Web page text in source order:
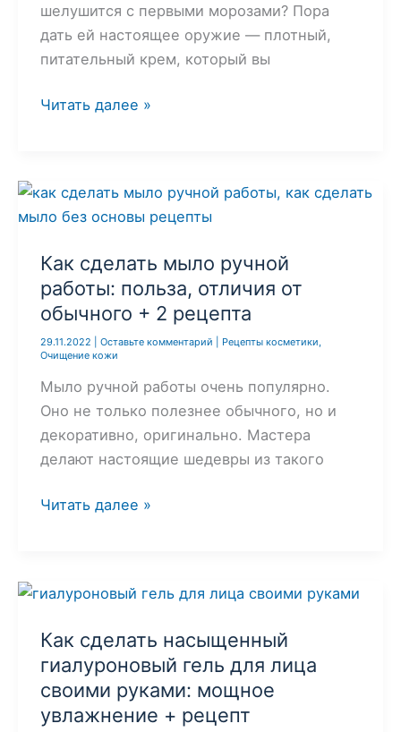
шелушится с первыми морозами? Пора
дать ей настоящее оружие — плотный,
питательный крем, который вы
Как
для
лица:
для
защиты
и
питания
Читать далее »
Как сделать мыло ручной
работы: польза, отличия от
обычного + 2 рецепта
29.11.2022 Оставьте комментарий Рецепты косметики,
Очищение кожи
Мыло ручной работы очень популярно.
Оно не только полезнее обычного, но и
декоративно, оригинально. Мастера
делают настоящие шедевры из такого
Как
работы:
отличия
от
обычного
+
Читать далее »
Как сделать насыщенный
гиалуроновый гель для лица
своими руками: мощное
увлажнение + рецепт